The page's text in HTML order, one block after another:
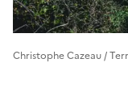
Christophe Cazeau /